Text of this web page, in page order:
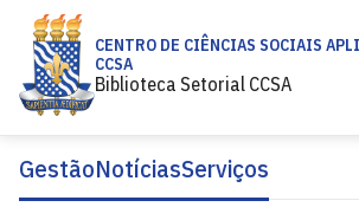
CENTRO DE CIÊNCIAS SOCIAIS
CCSA
Biblioteca Setorial CCSA
GestãoNotíciasServiços